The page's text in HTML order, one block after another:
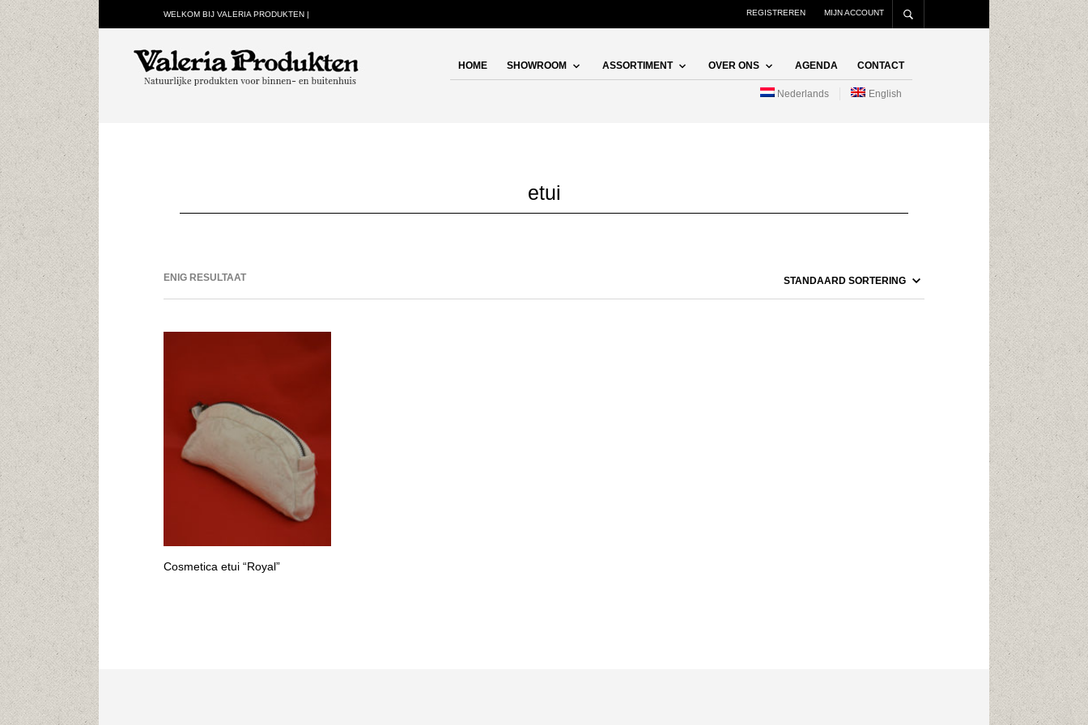
WELKOM BIJ VALERIA PRODUKTEN | REGISTREREN MIJN ACCOUNT
HOME SHOWROOM ASSORTIMENT OVER ONS AGENDA CONTACT
Nederlands English
etui
ENIG RESULTAAT
Cosmetica etui “Royal”